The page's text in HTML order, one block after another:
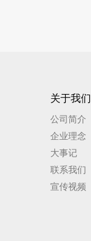
关于我们
公司简介
企业理念
大事记
联系我们
宣传视频